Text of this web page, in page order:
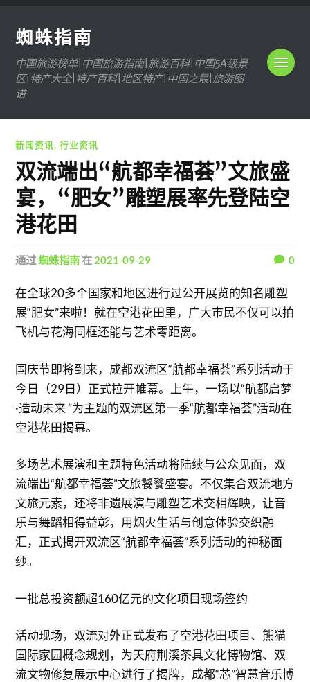
蜘蛛指南
中国旅游榜单|中国旅游指南|旅游百科|中国5A级景
区|特产大全|特产百科|地区特产|中国之最|旅游图
谱
新闻资讯,行业资讯
双流端出“航都幸福荟”文旅盛
宴，“肥女”雕塑展率先登陆空
港花田
通过蜘蛛指南在 2021-09-29 0
在全球20多个国家和地区进行过公开展览的知名雕塑
展“肥女”来啦！就在空港花田里，广大市民不仅可以拍
飞机与花海同框还能与艺术零距离。
国庆节即将到来，成都双流区“航都幸福荟”系列活动于
今日（29日）正式拉开帷幕。上午，一场以“航都启梦
·造动未来 ”为主题的双流区第一季“航都幸福荟”活动在
空港花田揭幕。
多场艺术展演和主题特色活动将陆续与公众见面，双
流端出“航都幸福荟”文旅饕餮盛宴。不仅集合双流地方
文旅元素，还将非遗展演与雕塑艺术交相辉映，让音
乐与舞蹈相得益彰，用烟火生活与创意体验交织融
汇，正式揭开双流区“航都幸福荟”系列活动的神秘面
纱。
一批总投资额超160亿元的文化项目现场签约
活动现场，双流对外正式发布了空港花田项目、熊猫
国际家园概念规划，为天府荆溪茶具文化博物馆、双
流文物修复展示中心进行了揭牌，成都“芯”智慧音乐博